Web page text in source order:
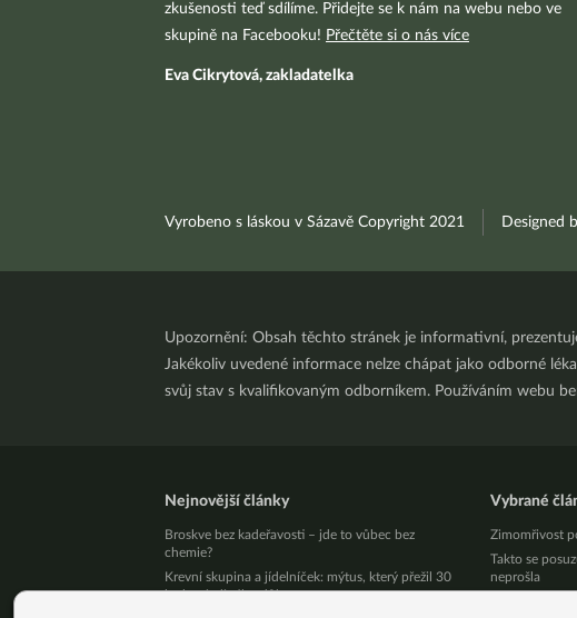
zkušenosti teď sdílíme. Přidejte se k nám na webu nebo ve
skupině na Facebooku! Přečtěte si o nás více
Eva Cikrytová, zakladatelka
Vyrobeno s láskou v Sázavě Copyright 2021 Designed
Upozornění: Obsah těchto stránek je informativní,
Jakékoliv uvedené informace nelze chápat jako odborné
svůj stav s kvalifikovaným odborníkem. Používáním webu
Nejnovější články
Broskve bez kadeřavosti – jde to vůbec bez
chemie?
Krevní skupina a jídelníček: mýtus, který přežil 30
let bez jediného důkazu
Vybrané
Zimomřivost
Takto se
neprošla
Žádná